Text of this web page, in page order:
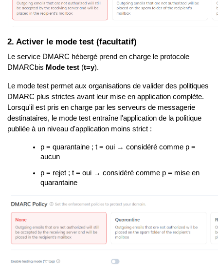
2. Activer le mode test (facultatif)
Le service DMARC hébergé prend en charge le protocole
DMARCbis Mode test (t=y).
Le mode test permet aux organisations de valider des politiques
DMARC plus strictes avant leur mise en application complète.
Lorsqu'il est pris en charge par les serveurs de messagerie
destinataires, le mode test entraîne l'application de la politique
publiée à un niveau d'application moins strict :
p = quarantaine ; t = oui → considéré comme p =
aucun
p = rejet ; t = oui → considéré comme p = mise en
quarantaine